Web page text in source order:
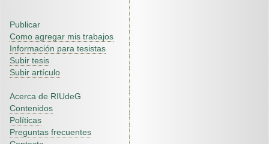
Publicar
Como agregar mis trabajos
Información para tesistas
Subir tesis
Subir artículo
Acerca de RIUdeG
Contenidos
Políticas
Preguntas frecuentes